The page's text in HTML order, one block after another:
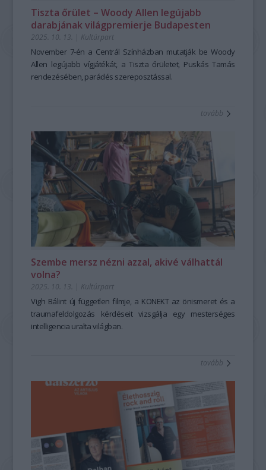
Tiszta őrület – Woody Allen legújabb
darabjának világpremierje Budapesten
2025. 10. 13. | Kultúrpart
November 7-én a Centrál Színházban mutatják be Woody
Allen legújabb vígjátékát, aTiszta őrületet, Puskás Tamás
rendezésében, parádés szereposztással.
tovább
Szembe mersz nézni azzal, akivé válhattál
volna?
2025. 10. 13. | Kultúrpart
Vigh Bálint új független filmje, a KONEKTaz önismeret és a
traumafeldolgozás kérdéseit vizsgálja egy mesterséges
intelligencia uralta világban.
tovább